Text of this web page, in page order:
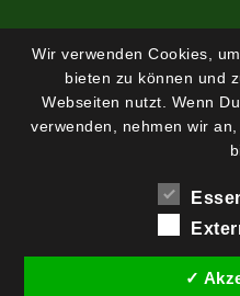
Wir verwenden Cookies,
bieten zu können und
Webseiten nutzt. Wenn
verwenden, nehmen wir
✓